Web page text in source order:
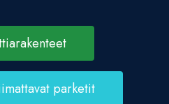
parketit